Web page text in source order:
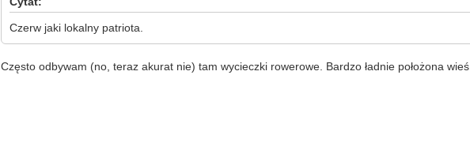
Czerw jaki lokalny patriota.
Często odbywam (no, teraz akurat nie) tam wycieczki rowerowe. Bardzo ładnie położona wieś.